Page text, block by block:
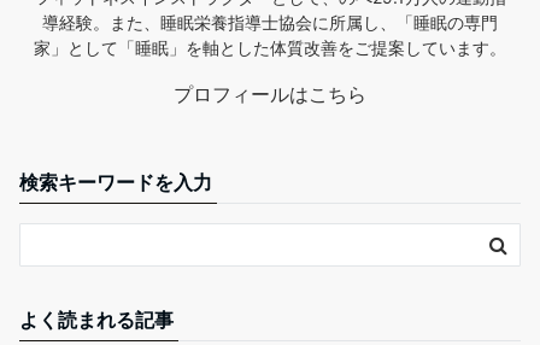
導経験。また、睡眠栄養指導士協会に所属し、「睡眠の専門
家」として「睡眠」を軸とした体質改善をご提案しています。
プロフィールはこちら
検索キーワードを入力
よく読まれる記事